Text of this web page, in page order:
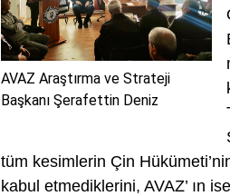
AVAZ Araştırma ve Strateji
Başkanı Şerafettin Deniz
tüm kesimlerin Çin
kabul etmediklerini, AVAZ’ ın